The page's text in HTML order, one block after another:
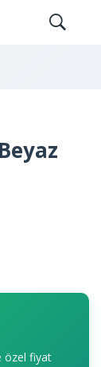
özel fiyat